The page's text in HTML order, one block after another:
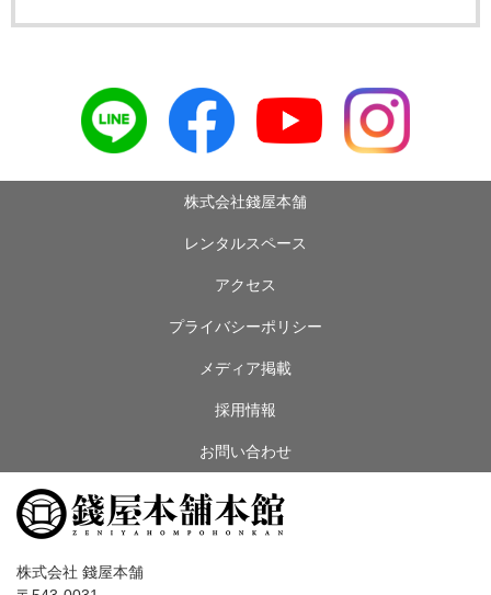
株式会社錢屋本舗
レンタルスペース
アクセス
プライバシーポリシー
メディア掲載
採用情報
お問い合わせ
株式会社 錢屋本舗